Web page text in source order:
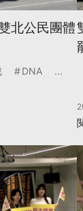
北公民團體
DNA ...